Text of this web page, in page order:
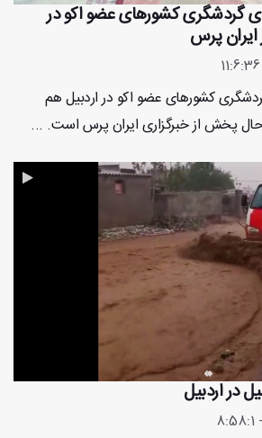
گردشگری کشورهای عضو اکو در
پرس
کشورهای عضو اکو در اردبیل هم
پخش از خبرگزاری ایران پرس است. ...
در اردبیل